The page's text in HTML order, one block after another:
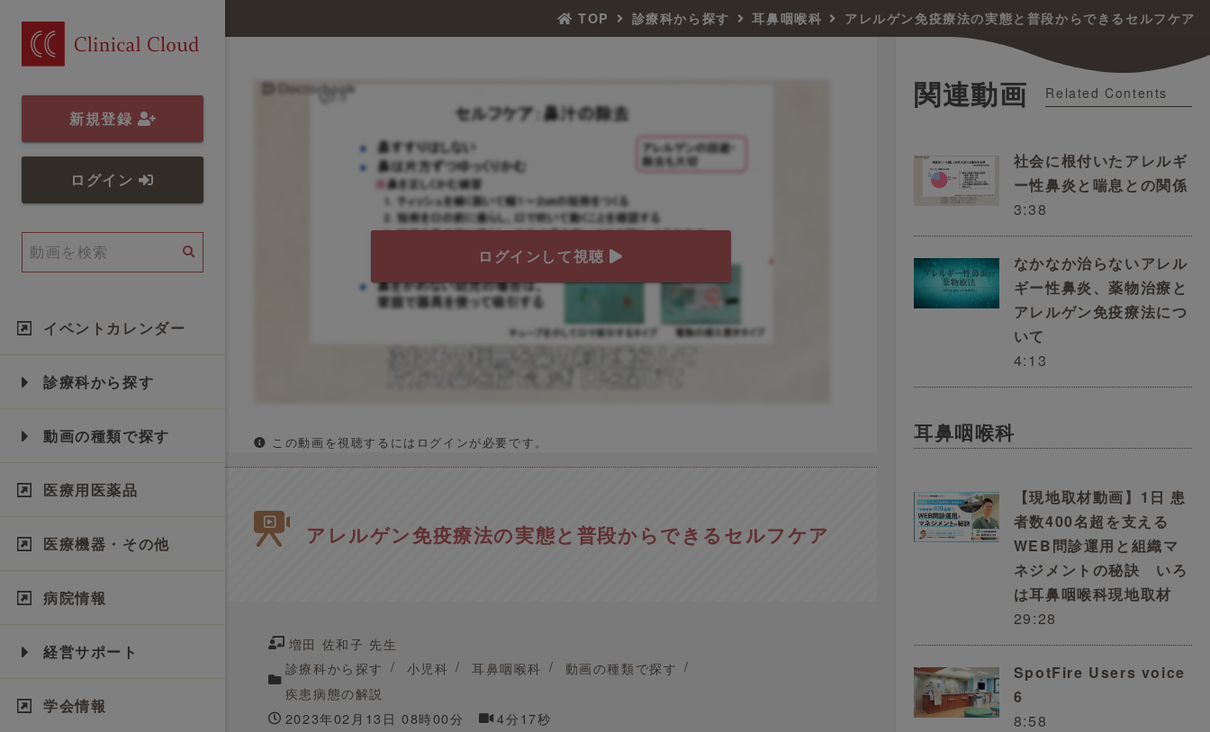
新規登録
ログイン
イベントカレンダー
診療科から探す
動画の種類で探す
医療用医薬品
医療機器・その他
病院情報
経営サポート
学会情報
TOP 診療科から探す 耳鼻咽喉科 アレルゲン免疫療法の実態と普段からできるセルフケア
ログインして視聴
この動画を視聴するにはログインが必要です。
アレルゲン免疫療法の実態と普段からできるセルフケア
増田 佐和子 先生
診療科から探す
小児科 耳鼻咽喉科
動画の種類で探す
疾患病態の解説
2023年02月13日 08時00分
4分17秒
関連動画 Related Contents
社会に根付いたアレルギ
ー性鼻炎と喘息との関係
3:38
なかなか治らないアレル
ギー性鼻炎、薬物治療と
アレルゲン免疫療法につ
いて
4:13
耳鼻咽喉科
【現地取材動画】1日 患
者数400名超を支える
WEB問診運用と組織マ
ネジメントの秘訣 いろ
は耳鼻咽喉科現地取材
29:28
SpotFire Users voice
6
8:58